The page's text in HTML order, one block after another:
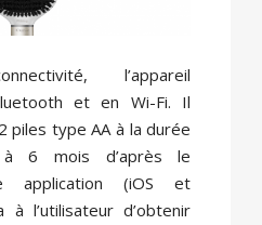
l’appareil
et en Wi-Fi. Il
piles type AA à la durée
6 mois d’après le
application (iOS et
l’utilisateur d’obtenir